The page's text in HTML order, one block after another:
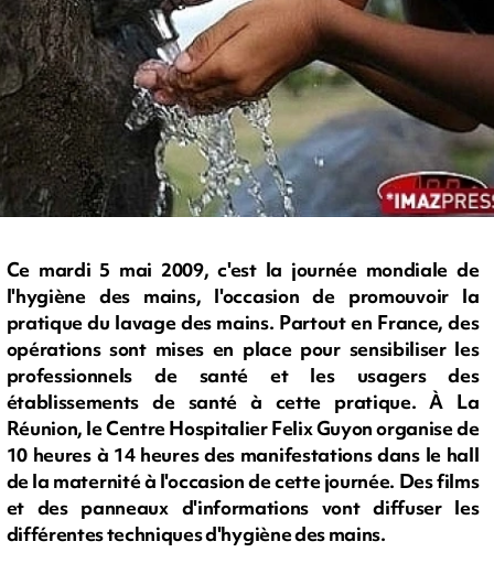
Ce mardi 5 mai 2009, c'est la journée mondiale de
l'hygiène des mains, l'occasion de promouvoir la
pratique du lavage des mains. Partout en France, des
opérations sont mises en place pour sensibiliser les
professionnels de santé et les usagers des
établissements de santé à cette pratique. À La
Réunion, le Centre Hospitalier Felix Guyon organise de
10 heures à 14 heures des manifestations dans le hall
de la maternité à l'occasion de cette journée. Des films
et des panneaux d'informations vont diffuser les
différentes techniques d'hygiène des mains.